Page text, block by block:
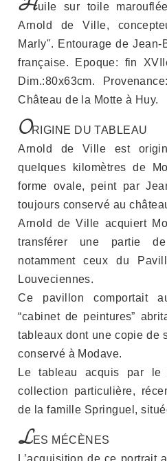
Huile sur toile
Arnold de Ville,
Marly". Entourage de
française. Epoque: fin
Dim.:80x63cm.
Château de la Motte à Huy.
ORIGINE DU TABLEAU
Arnold de Ville est
quelques kilomètres de
forme ovale, peint par
toujours conservé au
Arnold de Ville acquiert
transférer une partie
notamment ceux du
Louveciennes.
Ce pavillon comportait
“cabinet de peintures”
tableaux dont une copie de
conservé à Modave.
Le tableau acquis par le
collection particulière,
de la famille Springuel,
LES MÉCÈNES